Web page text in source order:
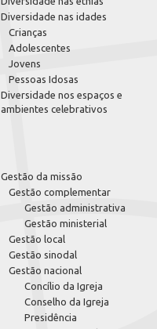
Diversidade nas idades
Crianças
Adolescentes
Jovens
Pessoas Idosas
Diversidade nos espaços e
ambientes celebrativos
Gestão da missão
Gestão complementar
Gestão administrativa
Gestão ministerial
Gestão local
Gestão sinodal
Gestão nacional
Concílio da Igreja
Conselho da Igreja
Presidência